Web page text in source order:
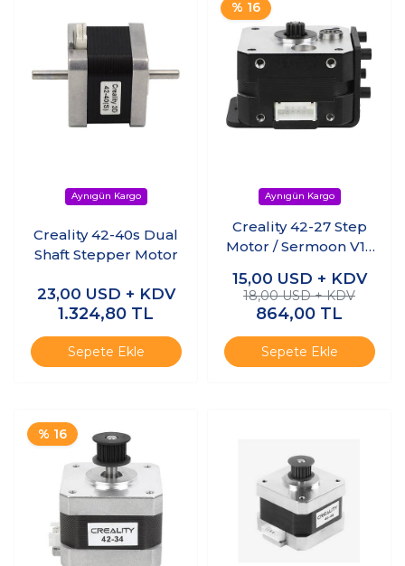
Creality 42-40s Dual
Shaft Stepper Motor
23,00 USD + KDV
1.324,80 TL
Sepete Ekle
% 16
Creality 42-27 Step
Motor / Sermoon V1 /
Pro
15,00 USD + KDV
18,00 USD + KDV
864,00 TL
Sepete Ekle
% 16